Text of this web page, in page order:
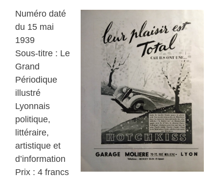
Numéro daté
du 15 mai
1939
Sous-titre : Le
Grand
Périodique
illustré
Lyonnais
politique,
littéraire,
artistique et
d’information
Prix : 4 francs